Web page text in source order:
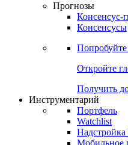
Прогнозы
Консенсус-
Консенсусы
Попробуйте
Откройте
Получить
Инструментарий
Портфель
Watchlist